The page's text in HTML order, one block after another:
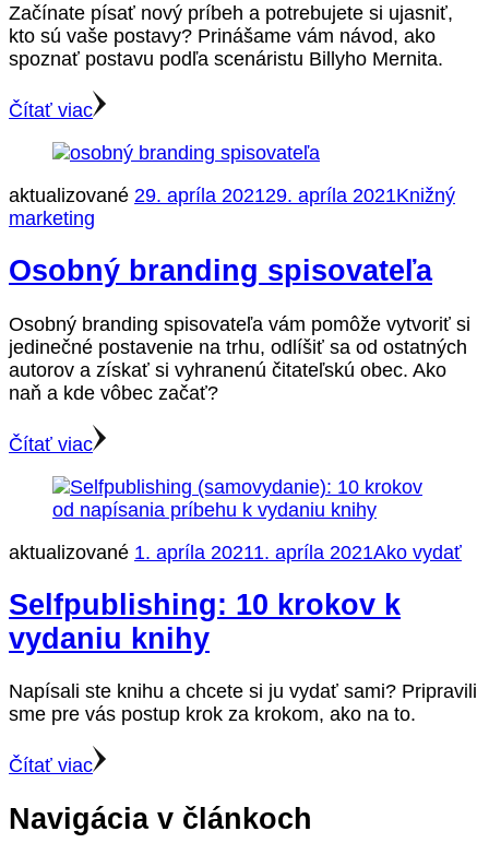
Začínate písať nový príbeh a potrebujete si ujasniť,
kto sú vaše postavy? Prinášame vám návod, ako
spoznať postavu podľa scenáristu Billyho Mernita.
Čítať viac
aktualizované 29. apríla 202129. apríla 2021Knižný
marketing
Osobný branding spisovateľa
Osobný branding spisovateľa vám pomôže vytvoriť si
jedinečné postavenie na trhu, odlíšiť sa od ostatných
autorov a získať si vyhranenú čitateľskú obec. Ako
naň a kde vôbec začať?
Čítať viac
aktualizované 1. apríla 20211. apríla 2021Ako vydať
Selfpublishing: 10 krokov k
vydaniu knihy
Napísali ste knihu a chcete si ju vydať sami? Pripravili
sme pre vás postup krok za krokom, ako na to.
Čítať viac
Navigácia v článkoch